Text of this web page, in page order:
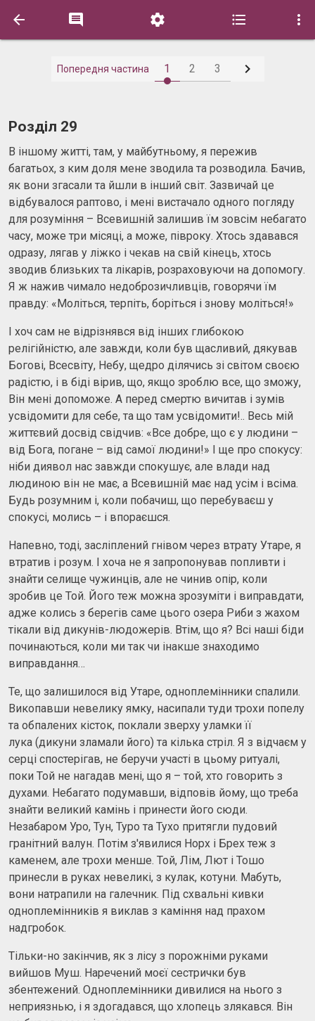
    
Попередня частина 1 2 3 
Розділ 29
В іншому житті, там, у майбутньому, я пережив
багатьох, з ким доля мене зводила та розводила. Бачив,
як вони згасали та йшли в інший світ. Зазвичай це
відбувалося раптово, і мені вистачало одного погляду
для розуміння – Всевишній залишив їм зовсім небагато
часу, може три місяці, а може, півроку. Хтось здавався
одразу, лягав у ліжко і чекав на свій кінець, хтось
зводив близьких та лікарів, розраховуючи на допомогу.
Я ж нажив чимало недоброзичливців, говорячи їм
правду: «Моліться, терпіть, боріться і знову моліться!»
І хоч сам не відрізнявся від інших глибокою
релігійністю, але завжди, коли був щасливий, дякував
Богові, Всесвіту, Небу, щедро ділячись зі світом своєю
радістю, і в біді вірив, що, якщо зроблю все, що зможу,
Він мені допоможе. А перед смертю вичитав і зумів
усвідомити для себе, та що там усвідомити!.. Весь мій
життєвий досвід свідчив: «Все добре, що є у людини –
від Бога, погане – від самої людини!» І ще про спокусу:
ніби диявол нас завжди спокушує, але влади над
людиною він не має, а Всевишній має над усім і всіма.
Будь розумним і, коли побачиш, що перебуваєш у
спокусі, молись – і впораєшся.
Напевно, тоді, засліплений гнівом через втрату Утаре, я
втратив і розум. І хоча не я запропонував попливти і
знайти селище чужинців, але не чинив опір, коли
зробив це Той. Його теж можна зрозуміти і виправдати,
адже колись з берегів саме цього озера Риби з жахом
тікали від дикунів-людожерів. Втім, що я? Всі наші біди
починаються, коли ми так чи інакше знаходимо
виправдання…
Те, що залишилося від Утаре, одноплемінники спалили.
Викопавши невелику ямку, насипали туди трохи попелу
та обпалених кісток, поклали зверху уламки її
лука (дикуни зламали його) та кілька стріл. Я з відчаєм у
серці спостерігав, не беручи участі в цьому ритуалі,
поки Той не нагадав мені, що я – той, хто говорить з
духами. Небагато подумавши, відповів йому, що треба
знайти великий камінь і принести його сюди.
Незабаром Уро, Тун, Туро та Тухо притягли пудовий
гранітний валун. Потім з'явилися Норх і Брех теж з
каменем, але трохи менше. Той, Лім, Лют і Тошо
принесли в руках невеликі, з кулак, котуни. Мабуть,
вони натрапили на галечник. Під схвальні кивки
одноплемінників я виклав з каміння над прахом
надгробок.
Тільки-но закінчив, як з лісу з порожніми руками
вийшов Муш. Наречений моєї сестрички був
збентежений. Одноплемінники дивилися на нього з
неприязнью, і я здогадався, що хлопець злякався. Він